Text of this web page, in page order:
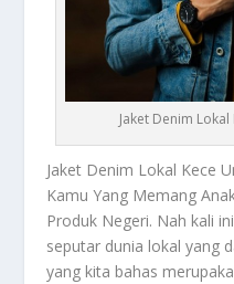
Jaket Denim
Jaket Denim Lokal Kece
Kamu Yang Memang
Produk Negeri. Nah kali
seputar dunia lokal yang
yang kita bahas